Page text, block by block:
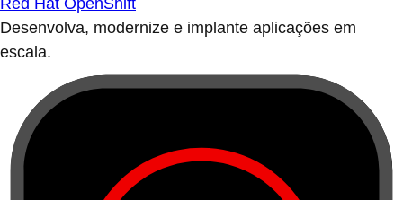
Red Hat OpenShift
Desenvolva, modernize e implante aplicações em
escala.